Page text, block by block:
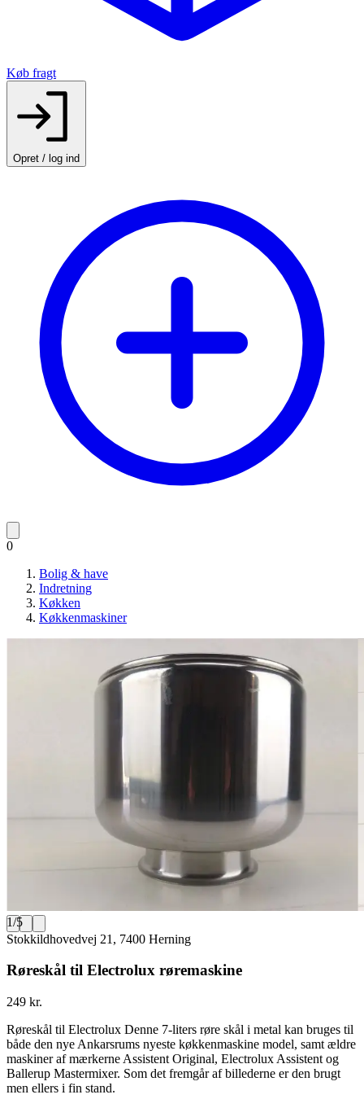
Køb fragt
Opret / log ind
0
Bolig & have
Indretning
Køkken
Køkkenmaskiner
1/5
Stokkildhovedvej 21, 7400 Herning
Røreskål til Electrolux røremaskine
249 kr.
Røreskål til Electrolux Denne 7-liters røre skål i metal kan bruges til
både den nye Ankarsrums nyeste køkkenmaskine model, samt ældre
maskiner af mærkerne Assistent Original, Electrolux Assistent og
Ballerup Mastermixer. Som det fremgår af billederne er den brugt
men ellers i fin stand.